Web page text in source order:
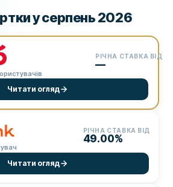
у серпень 2026
РІЧНА СТАВКА ВІД
—
Читати огляд
РІЧНА СТАВКА ВІД
49.00%
Читати огляд